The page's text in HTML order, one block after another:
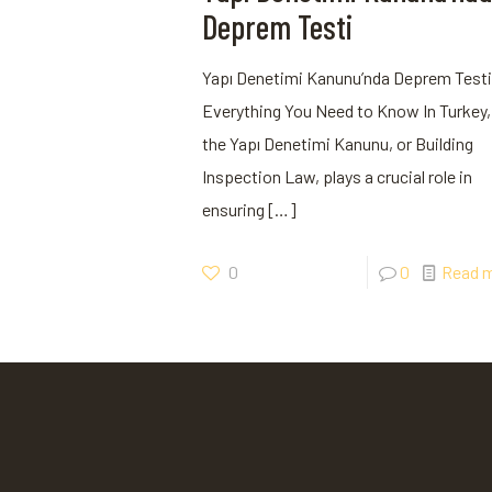
Deprem Testi
Yapı Denetimi Kanunu’nda Deprem
Everything You Need to Know In Turkey,
the Yapı Denetimi Kanunu, or Building
Inspection Law, plays a crucial role in
ensuring […]
0 0 Read